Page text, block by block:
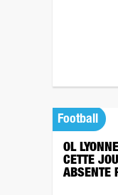
Football
OL
CETTE
ABSENTE